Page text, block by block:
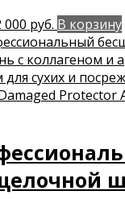
000 руб. В корзину